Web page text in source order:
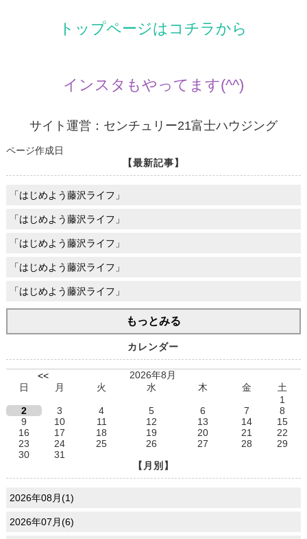
トップページはコチラから
インスタもやってます(^^)
サイト運営：センチュリー21富士ハウジング
ページ作成日
【最新記事】
「はじめよう藤沢ライフ」
「はじめよう藤沢ライフ」
「はじめよう藤沢ライフ」
「はじめよう藤沢ライフ」
「はじめよう藤沢ライフ」
もっとみる
カレンダー
<<
2026年8月
日
月 火 水 木 金
土
1
2
3 4 5 6 7
8
9
10 11 12 13 14
15
16
17 18 19 20 21
22
23
24 25 26 27 28
29
30
31
【月別】
2026年08月(1)
2026年07月(6)